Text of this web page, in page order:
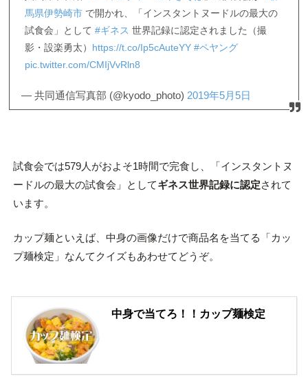
馬県伊勢崎市 で開かれ、「インスタントヌードルの最大の
試食会」として#ギネス 世界記録に認定されました（撮
影・設楽勇太） https://t.co/Ip5cAuteYY #ペヤング
pic.twitter.com/CMIjVvRln8
— 共同通信写真部 (@kyodo_photo) 2019年5月5日
試食会では579人がおよそ1時間で完食し、「インスタントヌ
ードルの最大の試食会」としてギネス世界記録に認定されて
います。
カップ麺といえば、中身の画像だけで商品名を当てる「カッ
プ麺検定」なんてクイズもあわせてどうぞ。
中身で当てろ！！カップ麺検定